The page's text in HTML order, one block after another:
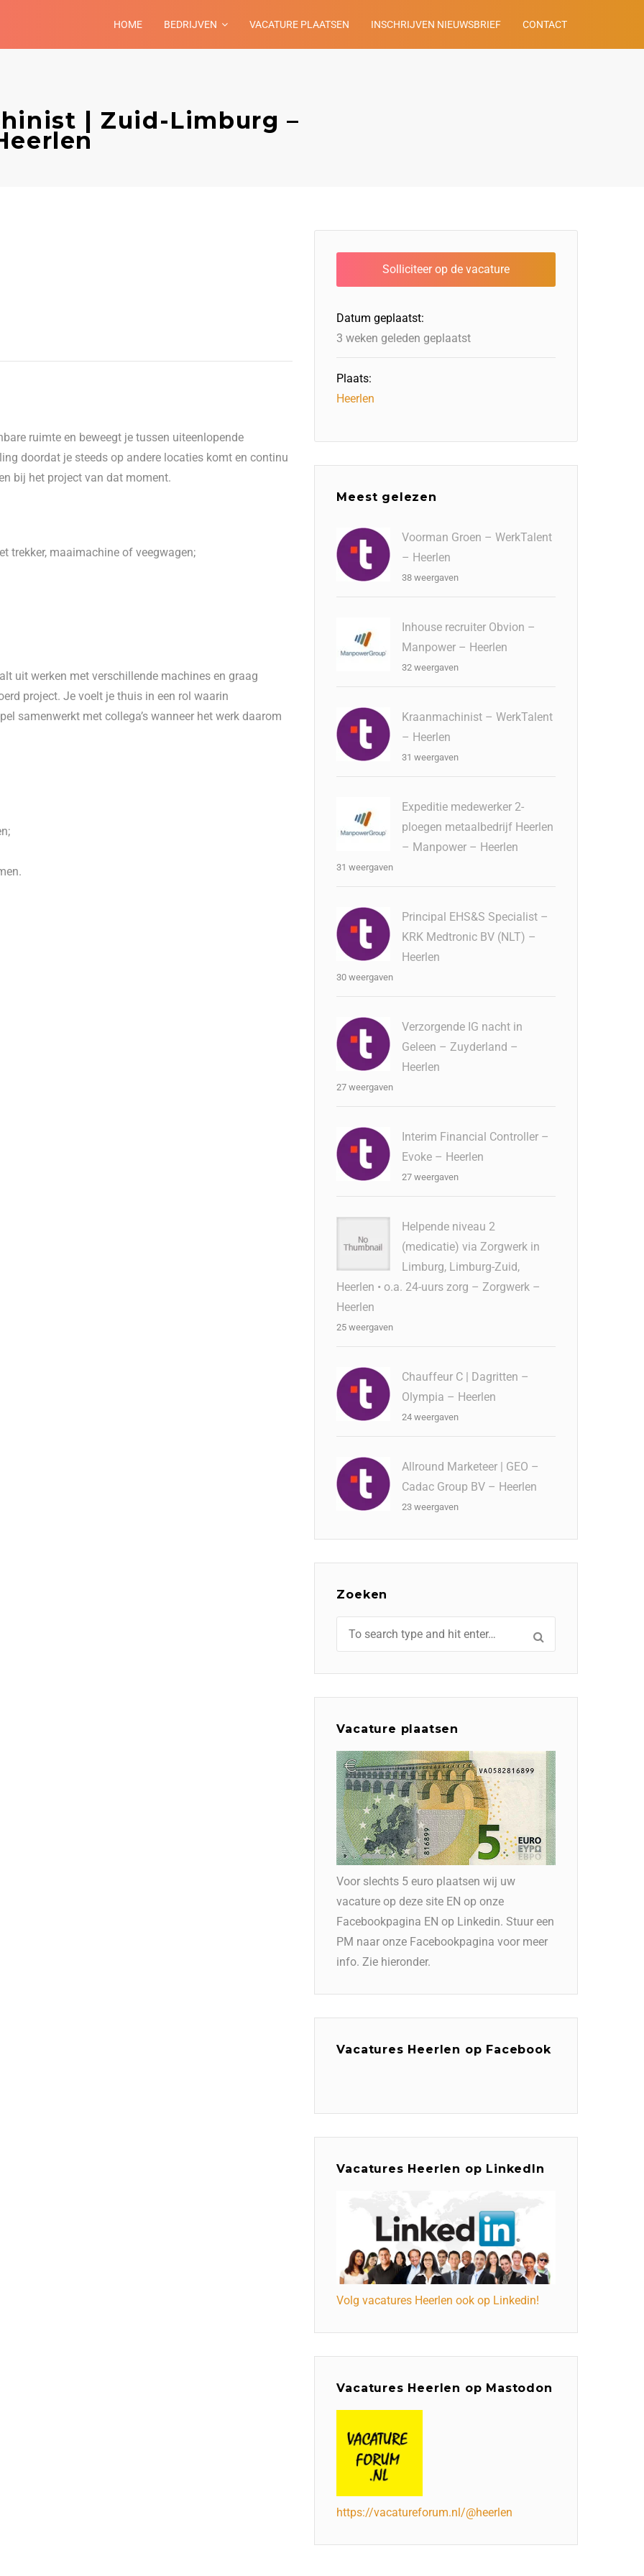
HOME BEDRIJVEN VACATURE PLAATSEN INSCHRIJVEN NIEUWSBRIEF CONTACT
| Zuid-Limburg –
ruimte en beweegt je tussen uiteenlopende
doordat je steeds op andere locaties komt en continu
bij het project van dat moment.
trekker, maaimachine of veegwagen;
uit werken met verschillende machines en graag
project. Je voelt je thuis in een rol waarin
samenwerkt met collega’s wanneer het werk daarom
Datum geplaatst:
3 weken geleden geplaatst
Plaats:
Heerlen
Meest gelezen
Voorman Groen – WerkTalent
– Heerlen
38 weergaven
Inhouse recruiter Obvion –
Manpower – Heerlen
32 weergaven
Kraanmachinist – WerkTalent
– Heerlen
31 weergaven
Expeditie medewerker 2-
ploegen metaalbedrijf Heerlen
– Manpower – Heerlen
31 weergaven
Principal EHS&S Specialist –
KRK Medtronic BV (NLT) –
Heerlen
30 weergaven
Verzorgende IG nacht in
Geleen – Zuyderland –
Heerlen
27 weergaven
Interim Financial Controller –
Evoke – Heerlen
27 weergaven
Helpende niveau 2
(medicatie) via Zorgwerk in
Limburg, Limburg-Zuid,
Heerlen • o.a. 24-uurs zorg – Zorgwerk –
Heerlen
25 weergaven
Chauffeur C | Dagritten –
Olympia – Heerlen
24 weergaven
Allround Marketeer | GEO –
Cadac Group BV – Heerlen
23 weergaven
Zoeken
Vacature plaatsen
Voor slechts 5 euro plaatsen wij uw
vacature op deze site EN op onze
Facebookpagina EN op Linkedin. Stuur een
PM naar onze Facebookpagina voor meer
info. Zie hieronder.
Vacatures Heerlen op Facebook
Vacatures Heerlen op LinkedIn
Volg vacatures Heerlen ook op Linkedin!
Vacatures Heerlen op Mastodon
https://vacatureforum.nl/@heerlen